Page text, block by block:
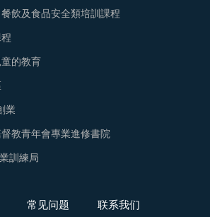
飲及食品安全類培訓課程
的教育
業
教青年會專業進修書院
訓練局
常见问题 联系我们